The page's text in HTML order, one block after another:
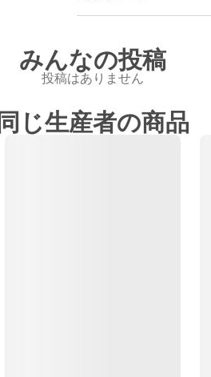
みんなの投稿
投稿はありません
同じ生産者の商品